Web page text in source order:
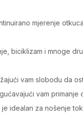
mjerenje
biciklizam i mnoge
vam slobodu da
vam
idealan za nošenje